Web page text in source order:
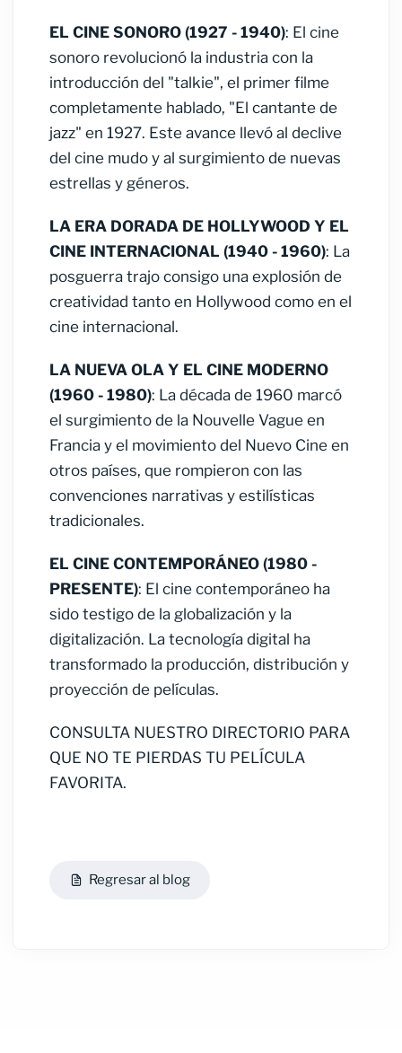
EL CINE SONORO (1927 - 1940): El cine
sonoro revolucionó la industria con la
introducción del "talkie", el primer filme
completamente hablado, "El cantante de
jazz" en 1927. Este avance llevó al declive
del cine mudo y al surgimiento de nuevas
estrellas y géneros.
LA ERA DORADA DE HOLLYWOOD Y EL
CINE INTERNACIONAL (1940 - 1960): La
posguerra trajo consigo una explosión de
creatividad tanto en Hollywood como en el
cine internacional.
LA NUEVA OLA Y EL CINE MODERNO
(1960 - 1980): La década de 1960 marcó
el surgimiento de la Nouvelle Vague en
Francia y el movimiento del Nuevo Cine en
otros países, que rompieron con las
convenciones narrativas y estilísticas
tradicionales.
EL CINE CONTEMPORÁNEO (1980 -
PRESENTE): El cine contemporáneo ha
sido testigo de la globalización y la
digitalización. La tecnología digital ha
transformado la producción, distribución y
proyección de películas.
CONSULTA NUESTRO DIRECTORIO PARA
QUE NO TE PIERDAS TU PELÍCULA
FAVORITA.
Regresar al blog